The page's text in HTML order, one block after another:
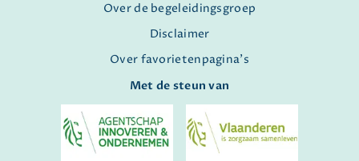
Over de begeleidingsgroep
Disclaimer
Over favorietenpagina's
Met de steun van